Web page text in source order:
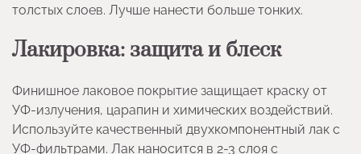
толстых слоев. Лучше нанести больше тонких.
Лакировка: защита и блеск
Финишное лаковое покрытие защищает краску от
УФ-излучения, царапин и химических воздействий.
Используйте качественный двухкомпонентный лак с
УФ-фильтрами. Лак наносится в 2-3 слоя с